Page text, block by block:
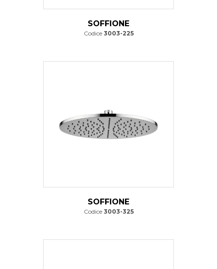
SOFFIONE
Codice 3003-225
SOFFIONE
Codice 3003-325